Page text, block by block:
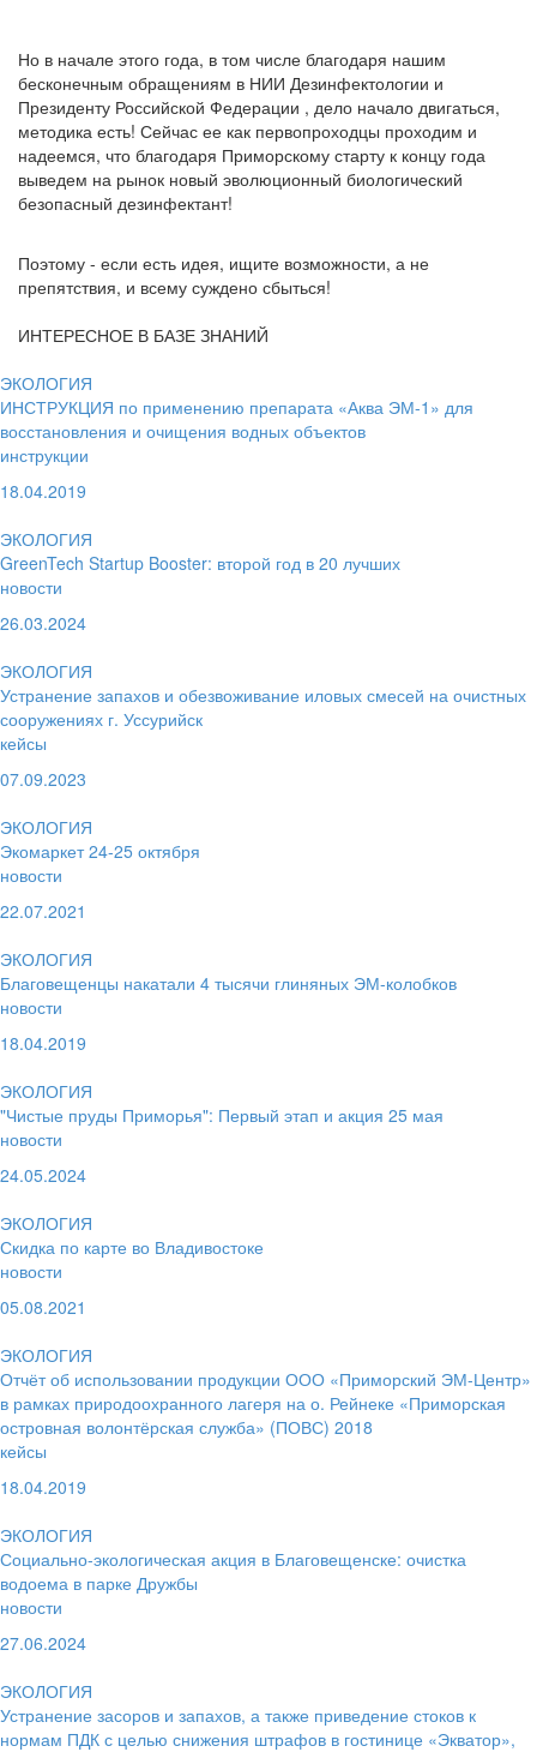
Но в начале этого года, в том числе благодаря нашим
бесконечным обращениям в НИИ Дезинфектологии и
Президенту Российской Федерации , дело начало двигаться,
методика есть! Сейчас ее как первопроходцы проходим и
надеемся, что благодаря Приморскому старту к концу года
выведем на рынок новый эволюционный биологический
безопасный дезинфектант!
Поэтому - если есть идея, ищите возможности, а не
препятствия, и всему суждено сбыться!
ИНТЕРЕСНОЕ В БАЗЕ ЗНАНИЙ
ЭКОЛОГИЯ
ИНСТРУКЦИЯ по применению препарата «Аква ЭМ-1» для
восстановления и очищения водных объектов
инструкции
18.04.2019
ЭКОЛОГИЯ
GreenTech Startup Booster: второй год в 20 лучших
новости
26.03.2024
ЭКОЛОГИЯ
Устранение запахов и обезвоживание иловых смесей на очистных
сооружениях г. Уссурийск
кейсы
07.09.2023
ЭКОЛОГИЯ
Экомаркет 24-25 октября
новости
22.07.2021
ЭКОЛОГИЯ
Благовещенцы накатали 4 тысячи глиняных ЭМ-колобков
новости
18.04.2019
ЭКОЛОГИЯ
"Чистые пруды Приморья": Первый этап и акция 25 мая
новости
24.05.2024
ЭКОЛОГИЯ
Скидка по карте во Владивостоке
новости
05.08.2021
ЭКОЛОГИЯ
Отчёт об использовании продукции ООО «Приморский ЭМ-Центр»
в рамках природоохранного лагеря на о. Рейнеке «Приморская
островная волонтёрская служба» (ПОВС) 2018
кейсы
18.04.2019
ЭКОЛОГИЯ
Социально-экологическая акция в Благовещенске: очистка
водоема в парке Дружбы
новости
27.06.2024
ЭКОЛОГИЯ
Устранение засоров и запахов, а также приведение стоков к
нормам ПДК с целью снижения штрафов в гостинице «Экватор»,